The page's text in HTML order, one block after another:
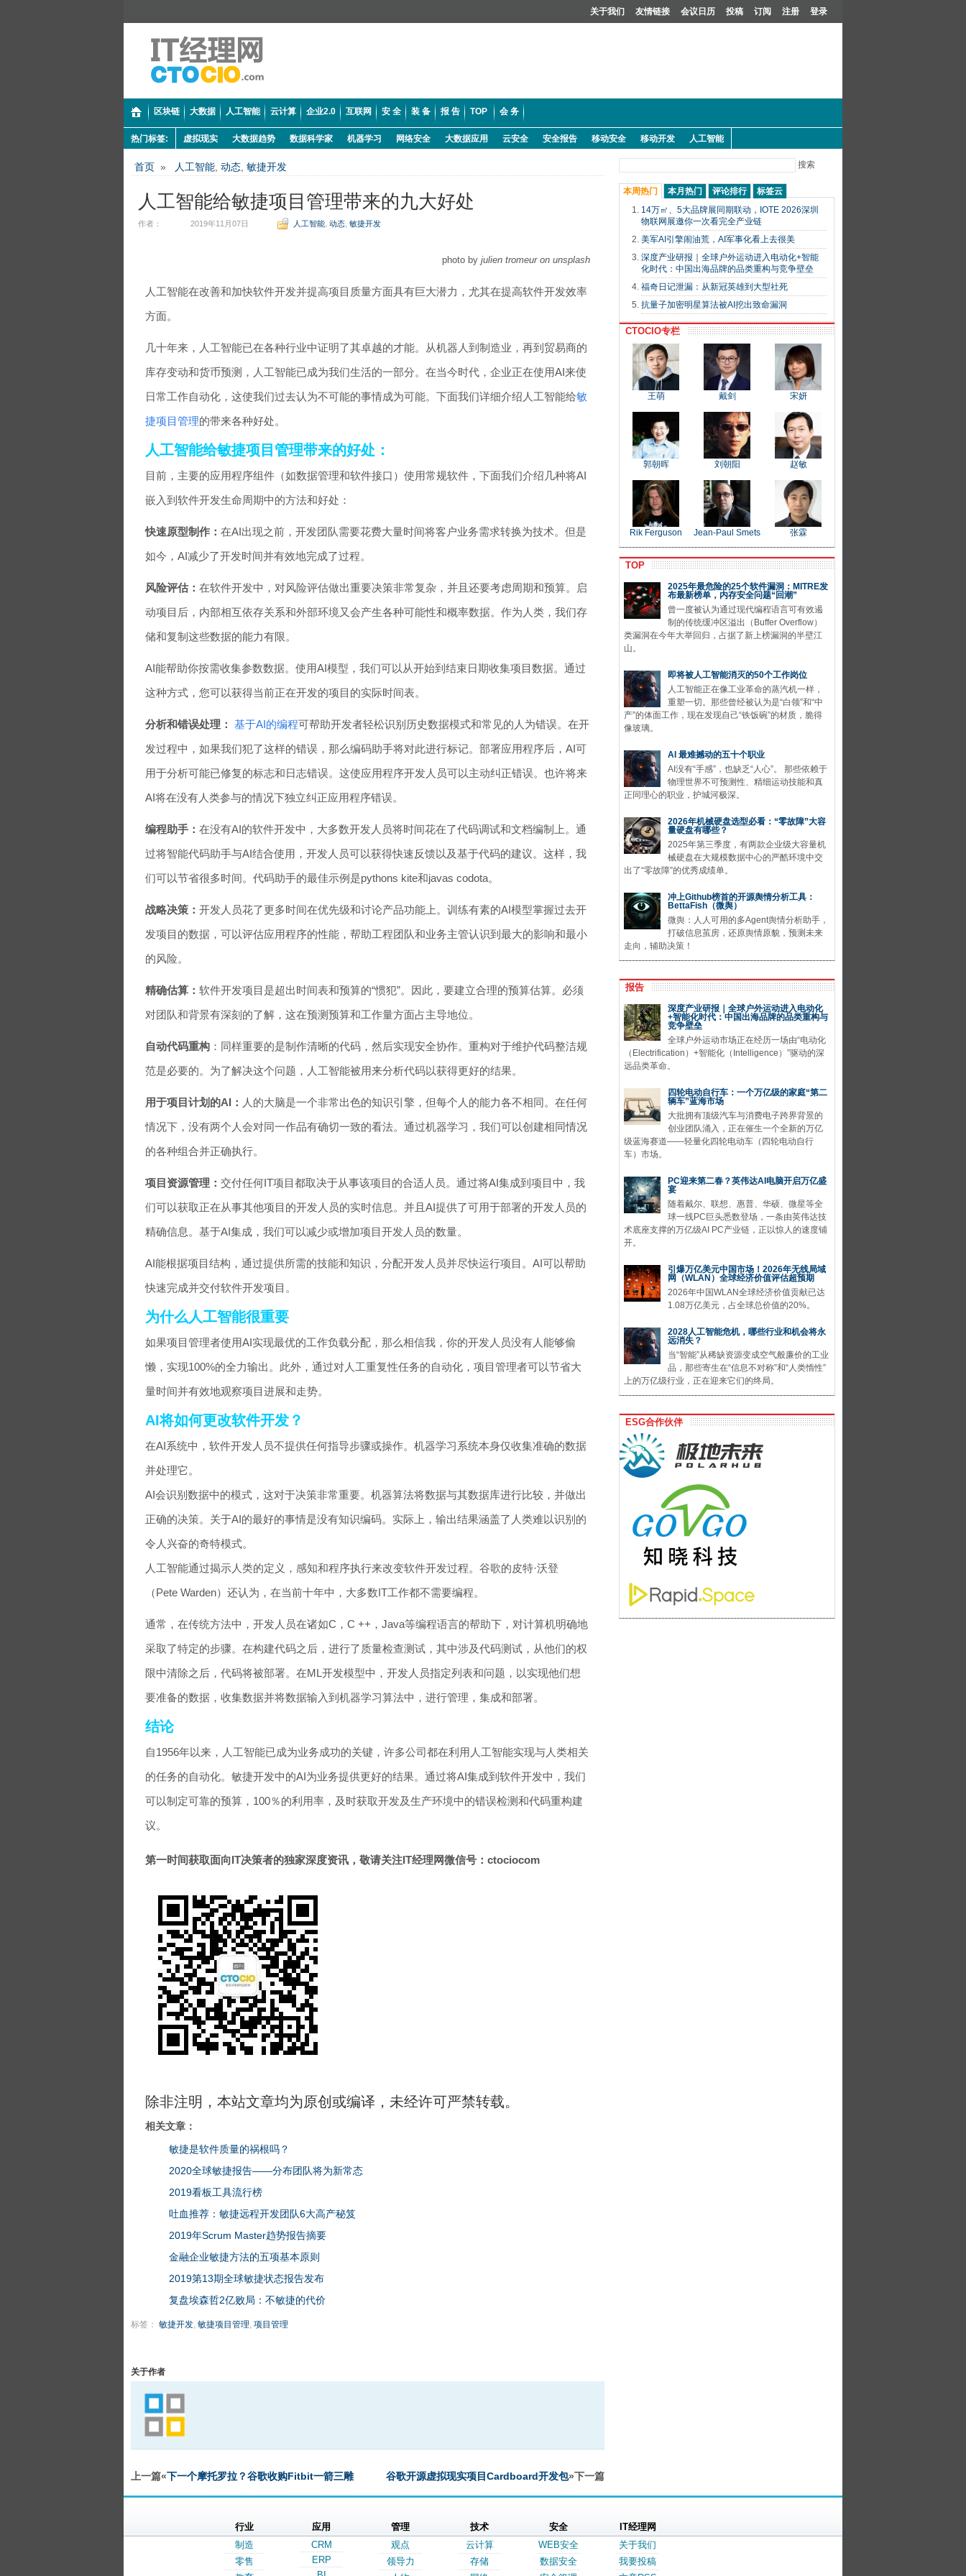
关于我们 友情链接 会议日历 投稿 订阅 注册 登录
区块链 大数据 人工智能 云计算 企业2.0 互联网 安 全 装 备 报 告 TOP 会 务
热门标签: 虚拟现实 大数据趋势 数据科学家 机器学习 网络安全 大数据应用 云安全 安全报告 移动安全 移动开发 人工智能
首页 » 人工智能 动态 敏捷开发
人工智能给敏捷项目管理带来的九大好处
作者： 2019年11月07日 人工智能 动态 敏捷开发
photo by julien tromeur on unsplash
人工智能在改善和加快软件开发并提高项目质量方面具有巨大潜力，尤其在提高软件开发效率
方面。
几十年来，人工智能已在各种行业中证明了其卓越的才能。从机器人到制造业，再到贸易商的
库存变动和货币预测，人工智能已成为我们生活的一部分。在当今时代，企业正在使用AI来使
日常工作自动化，这使我们过去认为不可能的事情成为可能。下面我们详细介绍人工智能给敏
捷项目管理的带来各种好处。
人工智能给敏捷项目管理带来的好处：
目前，主要的应用程序组件（如数据管理和软件接口）使用常规软件，下面我们介绍几种将AI
嵌入到软件开发生命周期中的方法和好处：
快速原型制作： 在AI出现之前，开发团队需要花费大量时间将客户业务需求转换为技术。但是
如今，AI减少了开发时间并有效地完成了过程。
风险评估： 在软件开发中，对风险评估做出重要决策非常复杂，并且还要考虑周期和预算。启
动项目后，内部相互依存关系和外部环境又会产生各种可能性和概率数据。作为人类，我们存
储和复制这些数据的能力有限。
AI能帮助你按需收集参数数据。使用AI模型，我们可以从开始到结束日期收集项目数据。通过
这种方式，您可以获得当前正在开发的项目的实际时间表。
分析和错误处理： 基于AI的编程可帮助开发者轻松识别历史数据模式和常见的人为错误。在开
发过程中，如果我们犯了这样的错误，那么编码助手将对此进行标记。部署应用程序后，AI可
用于分析可能已修复的标志和日志错误。这使应用程序开发人员可以主动纠正错误。也许将来
AI将在没有人类参与的情况下独立纠正应用程序错误。
编程助手： 在没有AI的软件开发中，大多数开发人员将时间花在了代码调试和文档编制上。通
过将智能代码助手与AI结合使用，开发人员可以获得快速反馈以及基于代码的建议。这样，我
们可以节省很多时间。代码助手的最佳示例是pythons kite和javas codota。
战略决策： 开发人员花了更多时间在优先级和讨论产品功能上。训练有素的AI模型掌握过去开
发项目的数据，可以评估应用程序的性能，帮助工程团队和业务主管认识到最大的影响和最小
的风险。
精确估算： 软件开发项目是超出时间表和预算的“惯犯”。因此，要建立合理的预算估算。必须
对团队和背景有深刻的了解，这在预测预算和工作量方面占主导地位。
自动代码重构 ：同样重要的是制作清晰的代码，然后实现安全协作。重构对于维护代码整洁规
范是必要的。为了解决这个问题，人工智能被用来分析代码以获得更好的结果。
用于项目计划的AI： 人的大脑是一个非常出色的知识引擎，但每个人的能力各不相同。在任何
情况下，没有两个人会对同一作品有确切一致的看法。通过机器学习，我们可以创建相同情况
的各种组合并正确执行。
项目资源管理： 交付任何IT项目都取决于从事该项目的合适人员。通过将AI集成到项目中，我
们可以获取正在从事其他项目的开发人员的实时信息。并且AI提供了可用于部署的开发人员的
精确信息。基于AI集成，我们可以减少或增加项目开发人员的数量。
AI能根据项目结构，通过提供所需的技能和知识，分配开发人员并尽快运行项目。AI可以帮助
快速完成并交付软件开发项目。
为什么人工智能很重要
如果项目管理者使用AI实现最优的工作负载分配，那么相信我，你的开发人员没有人能够偷
懒，实现100%的全力输出。此外，通过对人工重复性任务的自动化，项目管理者可以节省大
量时间并有效地观察项目进展和走势。
AI将如何更改软件开发？
在AI系统中，软件开发人员不提供任何指导步骤或操作。机器学习系统本身仅收集准确的数据
并处理它。
AI会识别数据中的模式，这对于决策非常重要。机器算法将数据与其数据库进行比较，并做出
正确的决策。关于AI的最好的事情是没有知识编码。实际上，输出结果涵盖了人类难以识别的
令人兴奋的奇特模式。
人工智能通过揭示人类的定义，感知和程序执行来改变软件开发过程。谷歌的皮特·沃登
（Pete Warden）还认为，在当前十年中，大多数IT工作都不需要编程。
通常，在传统方法中，开发人员在诸如C，C ++，Java等编程语言的帮助下，对计算机明确地
采取了特定的步骤。在构建代码之后，进行了质量检查测试，其中涉及代码测试，从他们的权
限中清除之后，代码将被部署。在ML开发模型中，开发人员指定列表和问题，以实现他们想
要准备的数据，收集数据并将数据输入到机器学习算法中，进行管理，集成和部署。
结论
自1956年以来，人工智能已成为业务成功的关键，许多公司都在利用人工智能实现与人类相关
的任务的自动化。敏捷开发中的AI为业务提供更好的结果。通过将AI集成到软件开发中，我们
可以制定可靠的预算，100％的利用率，及时获取开发及生产环境中的错误检测和代码重构建
议。
第一时间获取面向IT决策者的独家深度资讯，敬请关注IT经理网微信号：ctociocom
除非注明，本站文章均为原创或编译，未经许可严禁转载。
相关文章：
敏捷是软件质量的祸根吗？
2020全球敏捷报告——分布团队将为新常态
2019看板工具流行榜
吐血推荐：敏捷远程开发团队6大高产秘笈
2019年Scrum Master趋势报告摘要
金融企业敏捷方法的五项基本原则
2019第13期全球敏捷状态报告发布
复盘埃森哲2亿败局：不敏捷的代价
标签： 敏捷开发, 敏捷项目管理, 项目管理
关于作者
上一篇«下一个摩托罗拉？谷歌收购Fitbit一箭三雕 谷歌开源虚拟现实项目Cardboard开发包»下一篇
搜索
本周热门 本月热门 评论排行
标签云
14万㎡、5大品牌展同期联动，IOTE 2026深圳
物联网展邀你一次看完全产业链
美军AI引擎闹油荒，AI军事化看上去很美
深度产业研报｜全球户外运动进入电动化+智能
化时代：中国出海品牌的品类重构与竞争壁垒
福奇日记泄漏：从新冠英雄到大型社死
抗量子加密明星算法被AI挖出致命漏洞
CTOCIO专栏
王萌 戴剑 宋妍
郭朝晖 刘朝阳 赵敏
Rik Ferguson Jean-Paul Smets 张霖
TOP
2025年最危险的25个软件漏洞：MITRE发
布最新榜单，内存安全问题“回潮”
曾一度被认为通过现代编程语言可有效遏
制的传统缓冲区溢出（Buffer Overflow）
类漏洞在今年大举回归，占据了新上榜漏洞的半壁江
山。
即将被人工智能消灭的50个工作岗位
人工智能正在像工业革命的蒸汽机一样，
重塑一切。那些曾经被认为是“白领”和“中
产”的体面工作，现在发现自己“铁饭碗”的材质，脆得
像玻璃。
AI 最难撼动的五十个职业
AI没有“手感”，也缺乏“人心”。 那些依赖于
物理世界不可预测性、精细运动技能和真
正同理心的职业，护城河极深。
2026年机械硬盘选型必看：“零故障”大容
量硬盘有哪些？
2025年第三季度，有两款企业级大容量机
械硬盘在大规模数据中心的严酷环境中交
出了“零故障”的优秀成绩单。
冲上Github榜首的开源舆情分析工具：
BettaFish（微舆）
微舆：人人可用的多Agent舆情分析助手，
打破信息茧房，还原舆情原貌，预测未来
走向，辅助决策！
报告
深度产业研报｜全球户外运动进入电动化
+智能化时代：中国出海品牌的品类重构与
竞争壁垒
全球户外运动市场正在经历一场由“电动化
（Electrification）+智能化（Intelligence）”驱动的深
远品类革命。
四轮电动自行车：一个万亿级的家庭“第二
辆车”蓝海市场
大批拥有顶级汽车与消费电子跨界背景的
创业团队涌入，正在催生一个全新的万亿
级蓝海赛道——轻量化四轮电动车（四轮电动自行
车）市场。
PC迎来第二春？英伟达AI电脑开启万亿盛
宴
随着戴尔、联想、惠普、华硕、微星等全
球一线PC巨头悉数登场，一条由英伟达技
术底座支撑的万亿级AI PC产业链，正以惊人的速度铺
开。
引爆万亿美元中国市场！2026年无线局域
网（WLAN）全球经济价值评估超预期
2026年中国WLAN全球经济价值贡献已达
1.08万亿美元，占全球总价值的20%。
2028人工智能危机，哪些行业和机会将永
远消失？
当“智能”从稀缺资源变成空气般廉价的工业
品，那些寄生在“信息不对称”和“人类惰性”
上的万亿级行业，正在迎来它们的终局。
ESG合作伙伴
行业
制造
零售
应用
CRM
ERP
管理
观点
领导力
技术
云计算
存储
安全
WEB安全
数据安全
IT经理网
关于我们
我要投稿